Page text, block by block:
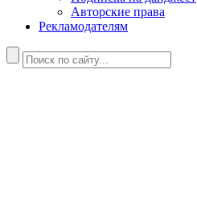
Авторские права
Рекламодателям